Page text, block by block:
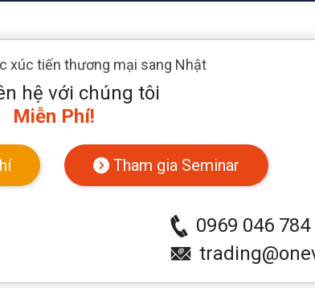
xúc tiến thương mại sang Nhật
hệ với chúng tôi
Miễn Phí!
Tham gia Seminar
0969 046 784